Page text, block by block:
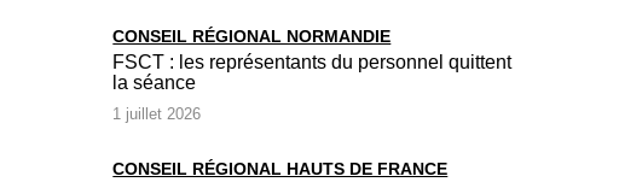
CONSEIL RÉGIONAL NORMANDIE
FSCT : les représentants du personnel quittent
la séance
1 juillet 2026
CONSEIL RÉGIONAL HAUTS DE FRANCE